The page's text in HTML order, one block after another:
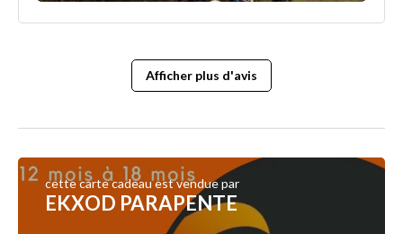
Afficher plus d'avis
cette carte cadeau est vendue par
EKXOD PARAPENTE